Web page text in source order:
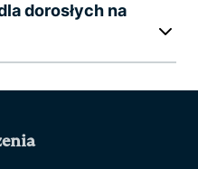
dorosłych na